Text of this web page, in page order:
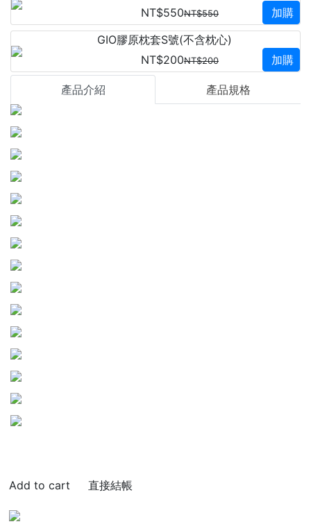
NT$550NT$550
加購
GIO膠原枕套S號(不含枕心)
NT$200NT$200 加購
產品介紹 產品規格
直接結帳